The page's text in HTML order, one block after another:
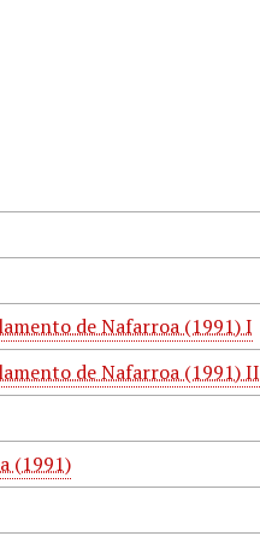
de Nafarroa (1991) I
de Nafarroa (1991) II
(1991)